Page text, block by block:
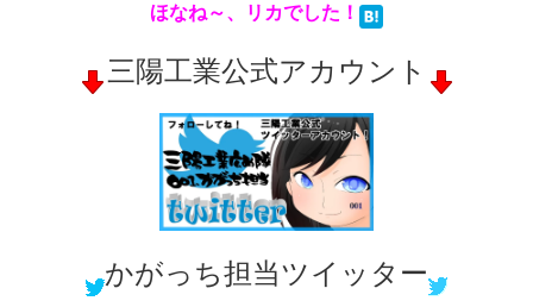
ほなね～、リカでした！
三陽工業公式アカウント
かがっち担当ツイッター